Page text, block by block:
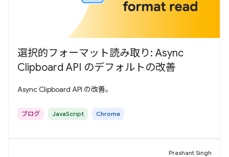
選択的フォーマット読み取り: Async
Clipboard API のデフォルトの改善
Async Clipboard API の改善。
ブログ JavaScript Chrome
Prashant Singh